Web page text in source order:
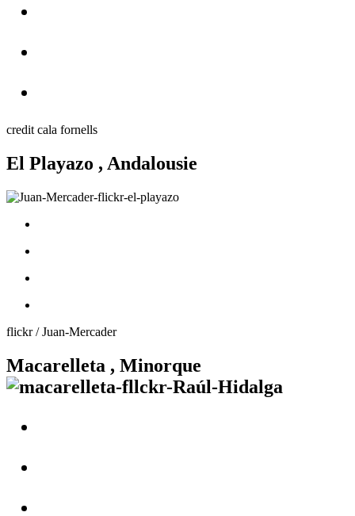
credit cala fornells
El Playazo , Andalousie
flickr / Juan-Mercader
Macarelleta , Minorque